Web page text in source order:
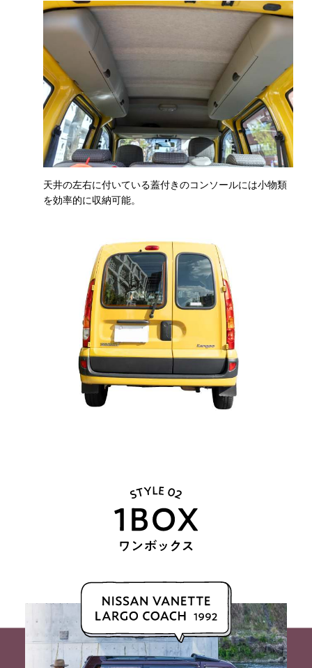
天井の左右に付いている蓋付きのコンソールには小物類
を効率的に収納可能。